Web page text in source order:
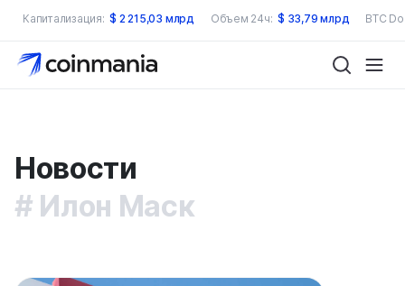
Капитализация: $ 2 215,03 млрд Объем 24ч: $ 33,79 млрд BTC
Новости
Илон Маск